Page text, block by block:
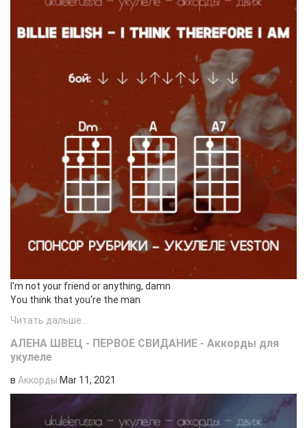
I'm not your friend or anything, damn
You think that you're the man
Читать дальше...
АЛЕНА ШВЕЦ - ПЕРВОЕ СВИДАНИЕ - Аккорды для
укулеле
в Аккорды Mar 11, 2021